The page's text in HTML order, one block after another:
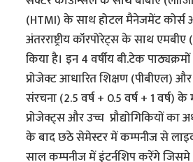
(HTMI) के साथ होटल मैनेजमेंट कोर्स
अंतरराष्ट्रीय कॉरपोरेट्स के साथ
किया है। इन 4 वर्षीय बी.टेक पाठ्यक्रमों
प्रोजेक्ट आधारित शिक्षण (पीबीएल)
संरचना (2.5 वर्ष + 0.5 वर्ष + 1 वर्ष)
प्रोजेक्ट्स और उच्च प्रौद्योगिकियों
के बाद छठे सेमेस्टर में कम्पनीज से
साल कम्पनीज में इंटर्नशिप करेंगे जिसमे